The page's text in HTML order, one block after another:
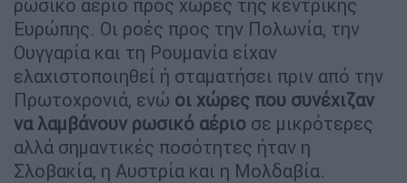
ρωσικό αέριο προς χώρες της κεντρικής
Ευρώπης. Οι ροές προς την Πολωνία, την
Ουγγαρία και τη Ρουμανία είχαν
ελαχιστοποιηθεί ή σταματήσει πριν από την
Πρωτοχρονιά, ενώ οι χώρες που συνέχιζαν
να λαμβάνουν ρωσικό αέριο σε μικρότερες
αλλά σημαντικές ποσότητες ήταν η
Σλοβακία, η Αυστρία και η Μολδαβία.